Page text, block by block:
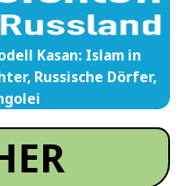
Kasan: Islam in
Russische Dörfer,